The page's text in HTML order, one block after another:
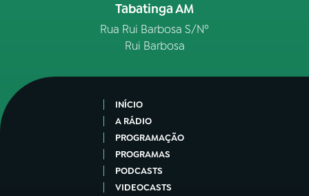
Tabatinga AM
Rua Rui Barbosa S/Nº
Rui Barbosa
INÍCIO
A RÁDIO
PROGRAMAÇÃO
PROGRAMAS
PODCASTS
VIDEOCASTS